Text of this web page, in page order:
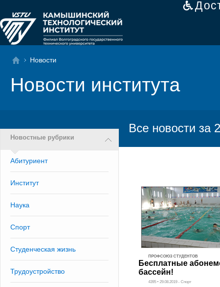
Новости
Новости института
Новостные рубрики
Абитуриент
Институт
Наука
Спорт
Студенческая жизнь
Трудоустройство
Все новости за
ПРОФСОЮЗ СТУДЕНТОВ
Бесплатные
бассейн!
4395 • 29.08.2019 - Спорт